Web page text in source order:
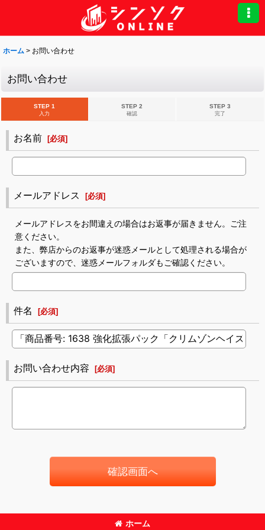
ホーム > お問い合わせ
お問い合わせ
STEP 1
入力
STEP 2
確認
STEP 3
完了
お名前 [必須]
メールアドレス [必須]
メールアドレスをお間違えの場合はお返事が届きません。ご注
意ください。
また、弊店からのお返事が迷惑メールとして処理される場合が
ございますので、迷惑メールフォルダもご確認ください。
件名 [必須]
お問い合わせ内容 [必須]
確認画面へ
ホーム